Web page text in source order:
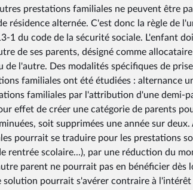
prestations familiales ne peuvent être
résidence alternée. C'est donc la règle de
1 du code de la sécurité sociale. L'enfant
de ses parents, désigné comme
de l'autre. Des modalités spécifiques de
familiales ont été étudiées : alternance
familiales par l'attribution d'une demi-
effet de créer une catégorie de parents
soit supprimées une année sur
pourrait se traduire pour les prestations
rentrée scolaire...), par une réduction du
parent ne pourrait pas en bénéficier dès
solution pourrait s'avérer contraire à